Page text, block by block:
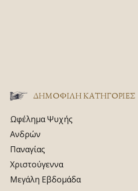
ΔΗΜΟΦΙΛΗ ΚΑΤΗΓΟΡΙΕΣ
Ωφέλημα Ψυχής
Ανδρών
Παναγίας
Χριστούγεννα
Μεγάλη Εβδομάδα